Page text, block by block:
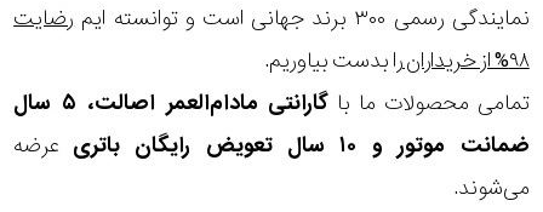
نمایندگی رسمی ۳۰۰ برند جهانی است و توانسته ایم
رضایت
۹۸% از خریداران
را بدست بیاوریم.
تمامی محصولات ما با
گارانتی مادام‌العمر اصالت، ۵ سال
ضمانت موتور و ۱۰ سال تعویض رایگان باتری
عرضه
می‌شوند.
شکل
قاب
ویژگی